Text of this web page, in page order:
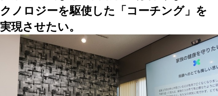
クノロジーを駆使した「コーチング」を
実現させたい。